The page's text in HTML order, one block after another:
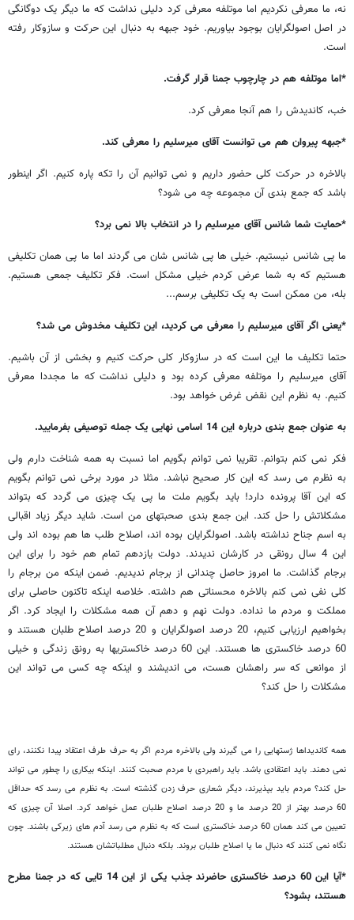
نه، ما معرفی نکردیم اما موتلفه معرفی کرد دلیلی نداشت که ما دیگر یک دوگانگی
در اصل اصولگرایان بوجود بیاوریم. خود جبهه به دنبال این حرکت و سازوکار رفته
است.
*اما موتلفه هم در چارچوب جمنا قرار گرفت.
خب، کاندیدش را هم آنجا معرفی کرد.
*جبهه پیروان هم می توانست آقای میرسلیم را معرفی کند.
بالاخره در حرکت کلی حضور داریم و نمی توانیم آن را تکه پاره کنیم. اگر اینطور
باشد که جمع بندی آن مجموعه چه می شود؟
*حمایت شما شانس آقای میرسلیم را در انتخاب بالا نمی برد؟
ما پی شانس نیستیم. خیلی ها پی شانس شان می گردند اما ما پی همان تکلیفی
هستیم که به شما عرض کردم خیلی مشکل است. فکر تکلیف جمعی هستیم.
بله، من ممکن است به یک تکلیفی برسم...
*یعنی اگر آقای میرسلیم را معرفی می کردید، این تکلیف مخدوش می شد؟
حتما تکلیف ما این است که در سازوکار کلی حرکت کنیم و بخشی از آن باشیم.
آقای میرسلیم را موتلفه معرفی کرده بود و دلیلی نداشت که ما مجددا معرفی
کنیم. به نظرم این نقض غرض خواهد بود.
به عنوان جمع بندی درباره این 14 اسامی نهایی یک جمله توصیفی بفرمایید.
فکر نمی کنم بتوانم. تقریبا نمی توانم بگویم اما نسبت به همه شناخت دارم ولی
به نظرم می رسد که این کار صحیح نباشد. مثلا در مورد برخی نمی توانم بگویم
که این آقا پرونده دارد! باید بگویم ملت ما پی یک چیزی می گردد که بتواند
مشکلاتش را حل کند. این جمع بندی صحبتهای من است. شاید دیگر زیاد اقبالی
به اسم جناح نداشته باشد. اصولگرایان بوده اند، اصلاح طلب ها هم بوده اند ولی
این 4 سال رونقی در کارشان ندیدند. دولت یازدهم تمام هم خود را برای این
برجام گذاشت. ما امروز حاصل چندانی از برجام ندیدیم. ضمن اینکه من برجام را
کلی نفی نمی کنم بالاخره محسناتی هم داشته. خلاصه اینکه تاکنون حاصلی برای
مملکت و مردم ما نداده. دولت نهم و دهم آن همه مشکلات را ایجاد کرد. اگر
بخواهیم ارزیابی کنیم، 20 درصد اصولگرایان و 20 درصد اصلاح طلبان هستند و
60 درصد خاکستری ها هستند. این 60 درصد خاکستریها به رونق زندگی و خیلی
از موانعی که سر راهشان هست، می اندیشند و اینکه چه کسی می تواند این
مشکلات را حل کند؟
همه کاندیداها ژستهایی را می گیرند ولی بالاخره مردم اگر به حرف طرف اعتقاد پیدا نکنند، رای
نمی دهند. باید اعتقادی باشد. باید راهبردی با مردم صحبت کنند. اینکه بیکاری را چطور می تواند
حل کند؟ مردم باید بپذیرند، دیگر شعاری حرف زدن گذشته است. به نظرم می رسد که حداقل
60 درصد بهتر از 20 درصد ما و 20 درصد اصلاح طلبان عمل خواهد کرد. اصلا آن چیزی که
تعیین می کند همان 60 درصد خاکستری است که به نظرم می رسد آدم های زیرکی باشند. چون
نگاه نمی کنند که دنبال ما یا اصلاح طلبان بروند. بلکه دنبال مطلباتشان هستند.
*آیا این 60 درصد خاکستری حاضرند جذب یکی از این 14 تایی که در جمنا مطرح
هستند، بشود؟